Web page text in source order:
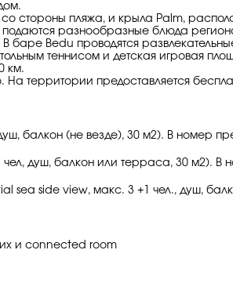
стороны пляжа, и крыла Palm,
подаются разнообразные блюда
баре Bedu проводятся
теннисом и детская игровая
км.
На территории предоставляется
балкон (не везде), 30 м2). В номер
душ, балкон или терраса, 30 м2). В
sea side view, макс. 3 +1 чел., душ,
и connected room